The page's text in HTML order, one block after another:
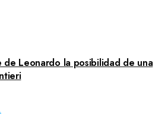
Leonardo la posibilidad de una